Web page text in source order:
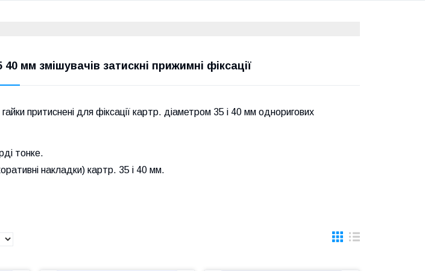
мм змішувачів затискні прижимні фіксації
притиснені для фіксації картр. діаметром 35 і 40 мм одноригових
тонке.
накладки) картр. 35 і 40 мм.